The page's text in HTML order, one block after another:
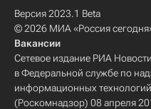
Версия 2023.1 Beta
© 2026 МИА «Россия
Вакансии
Сетевое издание РИА
в Федеральной службе по
информационных
(Роскомнадзор) 08 апреля